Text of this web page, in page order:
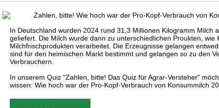
In Deutschland wurden 2024 rund 31,3 Millionen Kilogramm Milch
geliefert. Die Milch wurde dann zu unterschiedlichen Proukten, wie
Milchfrischprodukten verarbeitet. Die Erzeugnisse gelangen
sind für den heimischen Markt bestimmt und gelangen so zu den
Verbrauchern.
In unserem Quiz "Zahlen, bitte! Das Quiz für Agrar-Versteher"
wissen: Wie hoch war der Pro-Kopf-Verbrauch von Konsummilch